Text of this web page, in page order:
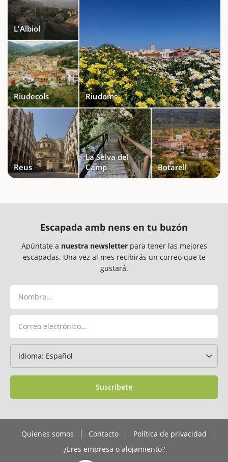
L'Albiol
Riudecols Riudoms
Reus
La Selva del
Camp
Botarell
Escapada amb nens en tu buzón
Apúntate a nuestra newsletterpara tener las mejores
escapadas. Una vez al mes recibirás un correo que te
gustará.
Suscríbete
Quienes somos Contacto
Política de privacidad
¿Eres empresa o alojamiento?